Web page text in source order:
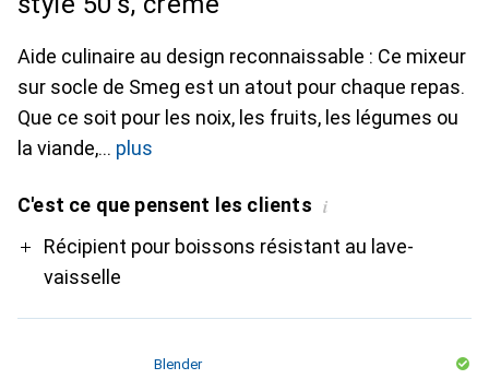
Aide culinaire au design reconnaissable : Ce mixeur
sur socle de Smeg est un atout pour chaque repas.
Que ce soit pour les noix, les fruits, les légumes ou
la viande,
plus
C'est ce que pensent les clients i
ProRécipient pour boissons résistant au lave-
vaisselle
Blender